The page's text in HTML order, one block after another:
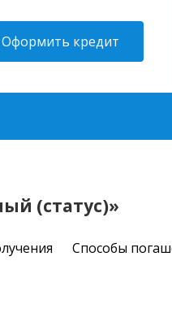
Оформить кредит
(статус)»
Способы